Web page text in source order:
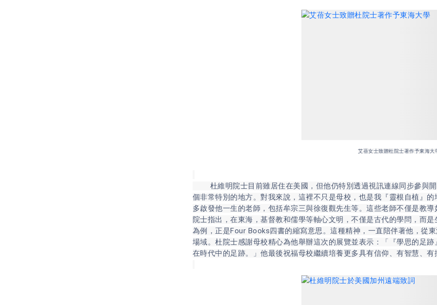
艾蓓女士致贈杜院士著作予東海大
杜維明院士目前雖居住在美國，但他仍特別透過視訊連線同步參與開
個非常特別的地方。對我來說，這裡不只是母校，也是我『靈根自植』
多啟發他一生的老師，包括牟宗三與徐復觀先生等。這些老師不僅是教
院士指出，在東海，基督教和儒學等軸心文明，不僅是古代的學問，而
為例，正是Four Books四書的縮寫意思。這種精神，一直陪伴著他，從
場域。杜院士感謝母校精心為他舉辦這次的展覽並表示：「『學思的足
在時代中的足跡。」他最後祝福母校繼續培養更多具有信仰、有智慧、